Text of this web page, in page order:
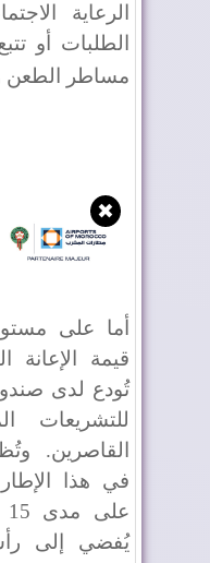
الرعاية
الطلبات أو
مساطر الطعن
✖
أما على
تُودع لدى صندوق
للتشريعات
القاصرين.
في هذا